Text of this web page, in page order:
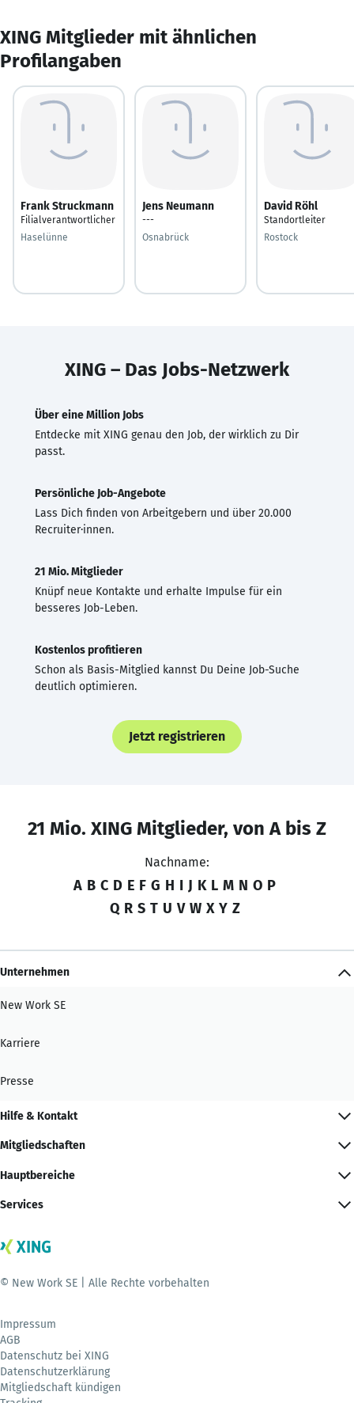
XING Mitglieder mit ähnlichen
Profilangaben
Frank Struckmann
Filialverantwortlicher
Haselünne
Jens Neumann
---
Osnabrück
David Röhl
Standortleiter
Rostock
XING – Das Jobs-Netzwerk
Über eine Million Jobs
Entdecke mit XING genau den Job, der wirklich zu Dir
passt.
Persönliche Job-Angebote
Lass Dich finden von Arbeitgebern und über 20.000
Recruiter·innen.
21 Mio. Mitglieder
Knüpf neue Kontakte und erhalte Impulse für ein
besseres Job-Leben.
Kostenlos profitieren
Schon als Basis-Mitglied kannst Du Deine Job-Suche
deutlich optimieren.
Jetzt registrieren
21 Mio. XING Mitglieder, von A bis Z
Nachname:
A B C D E F G H I J K L M N O P
Q R S T U V W X Y Z
Unternehmen
New Work SE
Karriere
Presse
Hilfe & Kontakt
Mitgliedschaften
Hauptbereiche
Services
© New Work SE | Alle Rechte vorbehalten
Impressum
AGB
Datenschutz bei XING
Datenschutzerklärung
Mitgliedschaft kündigen